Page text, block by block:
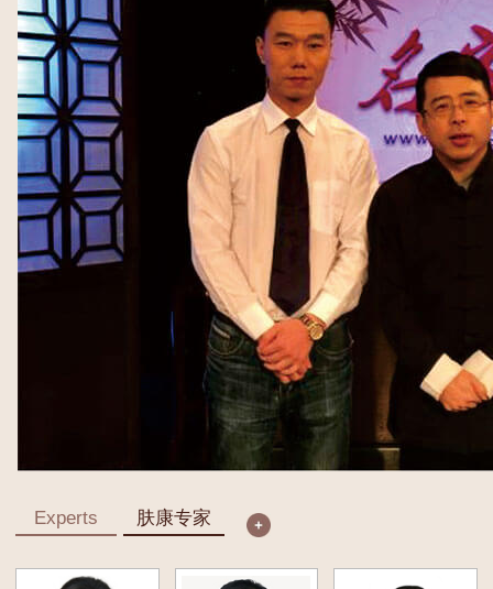
Experts 肤康专家